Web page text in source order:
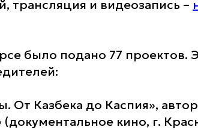
трансляция и видеозапись –
было подано 77 проектов.
От Казбека до Каспия»,
(документальное кино, г.